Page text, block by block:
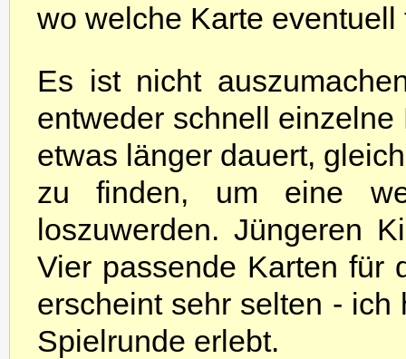
wo welche Karte
Es ist nicht
entweder schnell
etwas länger dauert,
zu finden, um eine
loszuwerden. Jüngeren
Vier passende Karten für
erscheint sehr selten -
Spielrunde erlebt.